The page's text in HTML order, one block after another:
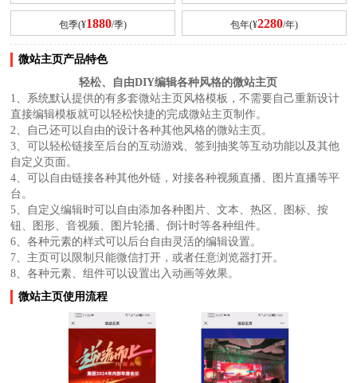
包季(¥1880/季) 包年(¥2280/年)
微站主页产品特色
轻松、自由DIY编辑各种风格的微站主页
1、系统默认提供的有多套微站主页风格模板，不需要自己重新设计
直接编辑模板就可以轻松快捷的完成微站主页制作。
2、自己还可以自由的设计各种其他风格的微站主页。
3、可以轻松链接至后台的互动游戏、签到抽奖等互动功能以及其他
自定义页面。
4、可以自由链接各种其他外链，对接各种视频直播、图片直播等平
台。
5、自定义编辑时可以自由添加各种图片、文本、热区、图标、按
钮、图形、音视频、图片轮播、倒计时等各种组件。
6、各种元素的样式可以后台自由灵活的编辑设置。
7、主页可以限制只能微信打开，或者任意浏览器打开。
8、各种元素、组件可以设置出入动画等效果。
微站主页使用流程